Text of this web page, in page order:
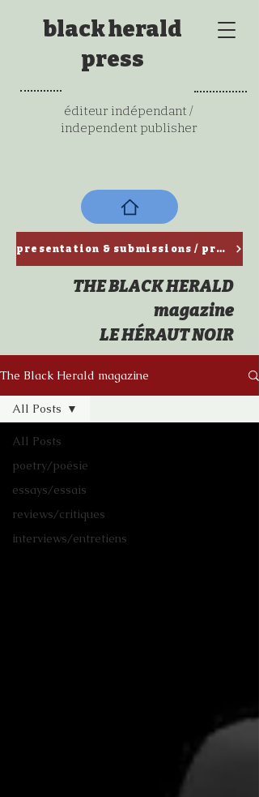
black herald
press
éditeur indépendant /
independent publisher
presentation & submissions / ​présentation & propositions de textes
THE BLACK HERALD
magazine
LE HÉRAUT NOIR
The Black Herald magazine
All Posts
poetry/poésie
essays/essais
reviews/critiques
interviews/entretiens
All Posts